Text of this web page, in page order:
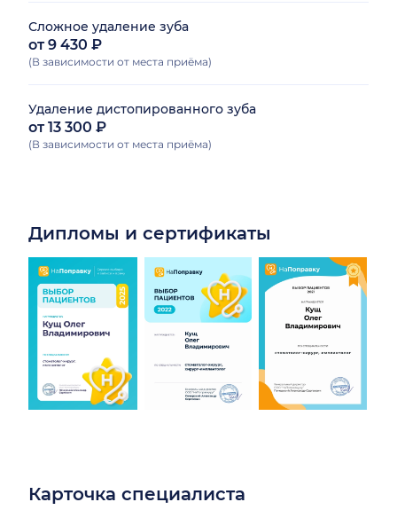
Сложное удаление зуба
от 9 430 ₽
(В зависимости от места приёма)
Удаление дистопированного зуба
от 13 300 ₽
(В зависимости от места приёма)
Дипломы и сертификаты
Карточка специалиста